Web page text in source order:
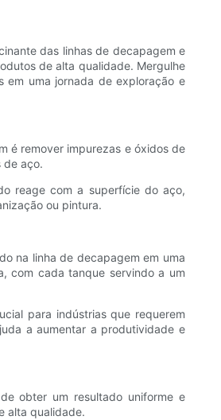
das linhas de decapagem e
de alta qualidade. Mergulhe
em uma jornada de exploração e
é remover impurezas e óxidos de
de aço.
reage com a superfície do aço,
ou pintura.
na linha de decapagem em uma
com cada tanque servindo a um
para indústrias que requerem
a aumentar a produtividade e
obter um resultado uniforme e
alta qualidade.